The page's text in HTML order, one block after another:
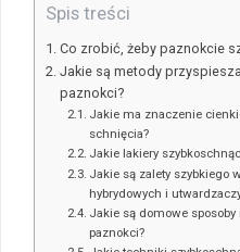
Spis treści
Co zrobić, żeby paznokcie
Jakie są metody
paznokci?
Jakie ma znaczenie
schnięcia?
Jakie lakiery
Jakie są zalety szybkiego
hybrydowych i
Jakie są domowe
paznokci?